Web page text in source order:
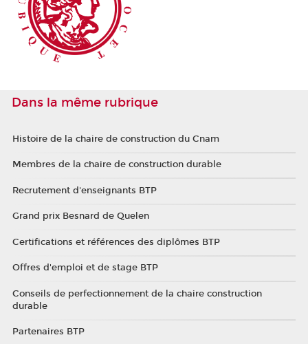
Dans la même rubrique
Histoire de la chaire de construction du Cnam
Membres de la chaire de construction durable
Recrutement d'enseignants BTP
Grand prix Besnard de Quelen
Certifications et références des diplômes BTP
Offres d'emploi et de stage BTP
Conseils de perfectionnement de la chaire construction
durable
Partenaires BTP